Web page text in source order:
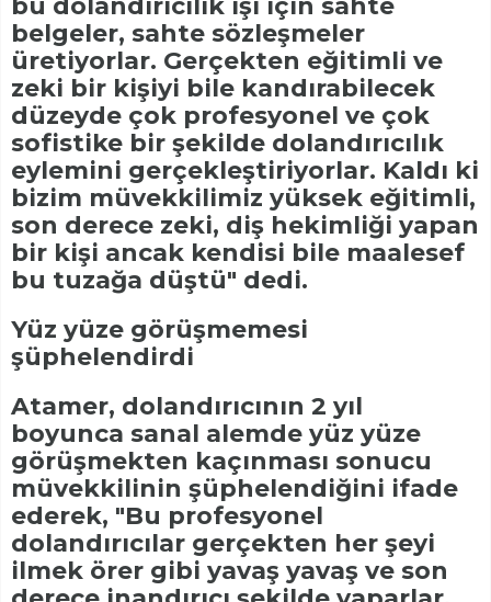
bu dolandırıcılık işi için sahte
belgeler, sahte sözleşmeler
üretiyorlar. Gerçekten eğitimli ve
zeki bir kişiyi bile kandırabilecek
düzeyde çok profesyonel ve çok
sofistike bir şekilde dolandırıcılık
eylemini gerçekleştiriyorlar. Kaldı ki
bizim müvekkilimiz yüksek eğitimli,
son derece zeki, diş hekimliği yapan
bir kişi ancak kendisi bile maalesef
bu tuzağa düştü" dedi.
Yüz yüze görüşmemesi
şüphelendirdi
Atamer, dolandırıcının 2 yıl
boyunca sanal alemde yüz yüze
görüşmekten kaçınması sonucu
müvekkilinin şüphelendiğini ifade
ederek, "Bu profesyonel
dolandırıcılar gerçekten her şeyi
ilmek örer gibi yavaş yavaş ve son